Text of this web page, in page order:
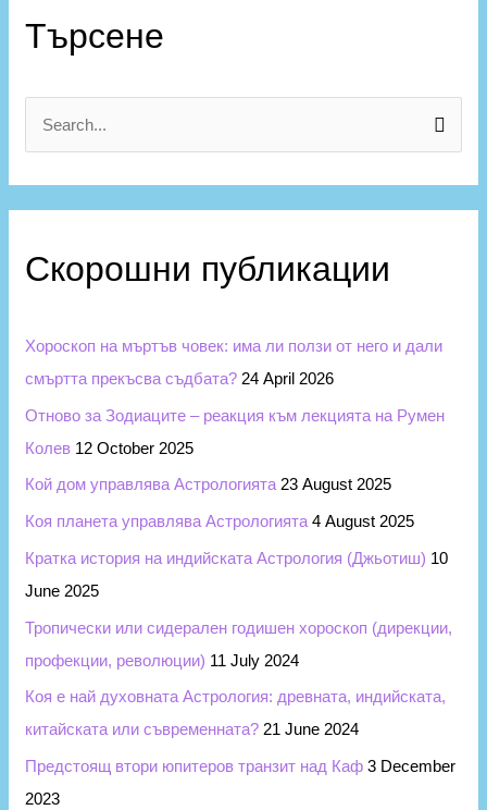
Търсене
c
:
Скорошни публикации
Хороскоп на мъртъв човек: има ли ползи от него и дали
смъртта прекъсва съдбата? 24 April 2026
Отново за Зодиаците – реакция към лекцията на Румен
Колев 12 October 2025
Кой дом управлява Астрологията 23 August 2025
Коя планета управлява Астрологията 4 August 2025
Кратка история на индийската Астрология (Джьотиш) 10
June 2025
Тропически или сидерален годишен хороскоп (дирекции,
профекции, революции) 11 July 2024
Коя е най духовната Астрология: древната, индийската,
китайската или съвременната? 21 June 2024
Предстоящ втори юпитеров транзит над Каф 3 December
2023
а
о
р
и